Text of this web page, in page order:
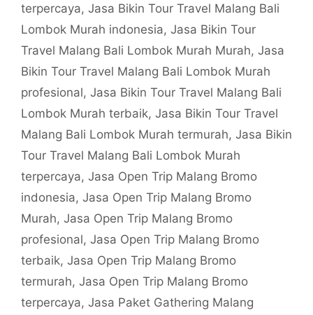
terpercaya, Jasa Bikin Tour Travel Malang Bali
Lombok Murah indonesia, Jasa Bikin Tour
Travel Malang Bali Lombok Murah Murah, Jasa
Bikin Tour Travel Malang Bali Lombok Murah
profesional, Jasa Bikin Tour Travel Malang Bali
Lombok Murah terbaik, Jasa Bikin Tour Travel
Malang Bali Lombok Murah termurah, Jasa Bikin
Tour Travel Malang Bali Lombok Murah
terpercaya, Jasa Open Trip Malang Bromo
indonesia, Jasa Open Trip Malang Bromo
Murah, Jasa Open Trip Malang Bromo
profesional, Jasa Open Trip Malang Bromo
terbaik, Jasa Open Trip Malang Bromo
termurah, Jasa Open Trip Malang Bromo
terpercaya, Jasa Paket Gathering Malang